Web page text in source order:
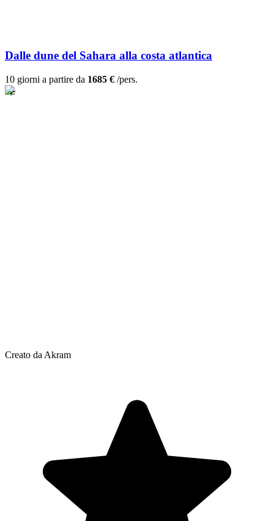
Dalle dune del Sahara alla costa atlantica
10 giorni a partire da 1685 € /pers.
Creato da Akram